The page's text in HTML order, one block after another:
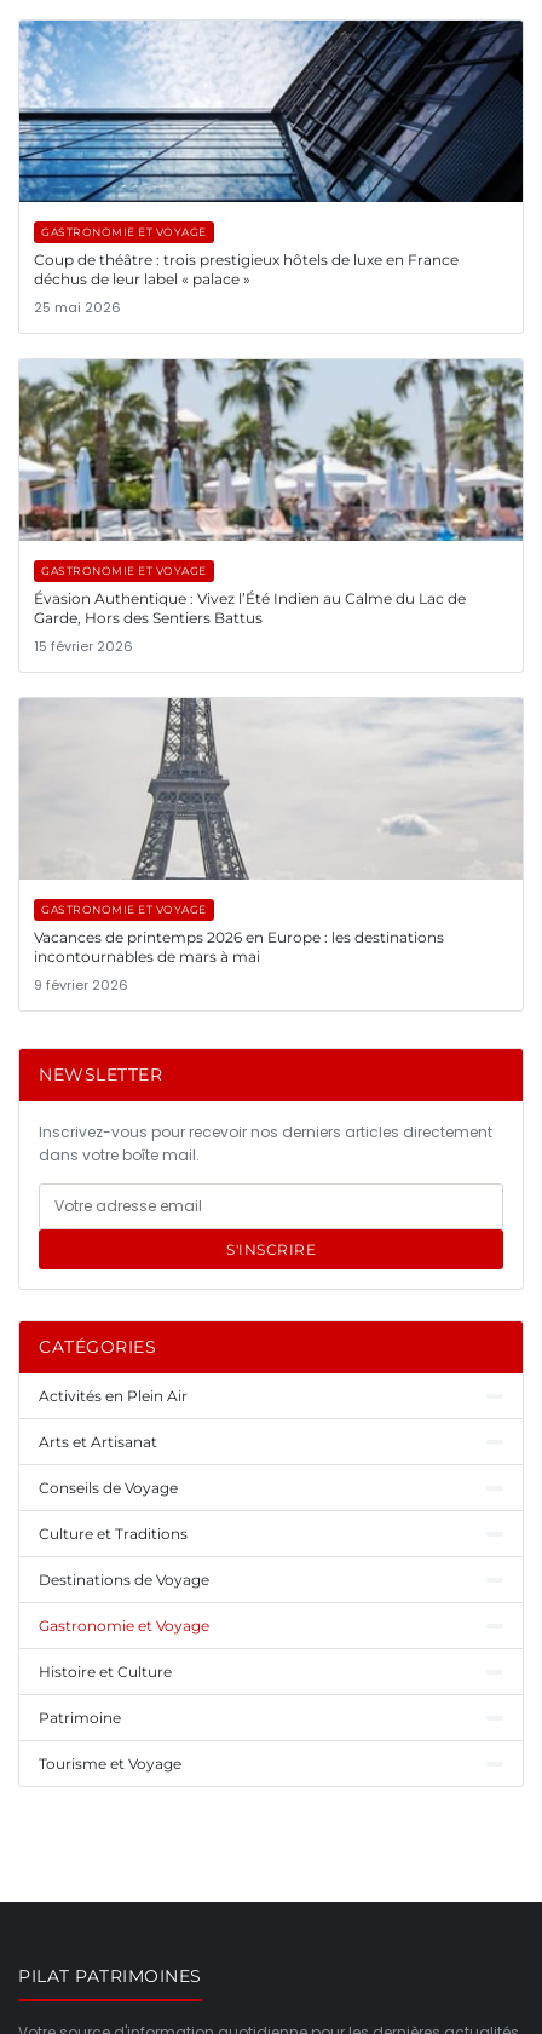
GASTRONOMIE ET VOYAGE
Coup de théâtre : trois prestigieux hôtels de luxe en France
déchus de leur label « palace »
25 mai 2026
GASTRONOMIE ET VOYAGE
Évasion Authentique : Vivez l’Été Indien au Calme du Lac de
Garde, Hors des Sentiers Battus
15 février 2026
GASTRONOMIE ET VOYAGE
Vacances de printemps 2026 en Europe : les destinations
incontournables de mars à mai
9 février 2026
NEWSLETTER
Inscrivez-vous pour recevoir nos derniers articles directement
dans votre boîte mail.
S'INSCRIRE
CATÉGORIES
Activités en Plein Air
Arts et Artisanat
Conseils de Voyage
Culture et Traditions
Destinations de Voyage
Gastronomie et Voyage
Histoire et Culture
Patrimoine
Tourisme et Voyage
PILAT PATRIMOINES